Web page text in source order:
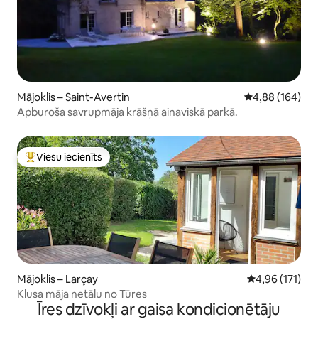
Mājoklis – Saint-Avertin Vidējais
4,88 (164)
Apburoša savrupmāja krāšņā ainaviskā parkā.
Populārs viesu iecienīts mājoklis
Viesu iecienīts
Mājoklis – Larçay Vidējais
4,96 (171)
Klusa māja netālu no Tūres
Īres dzīvokļi ar gaisa kondicionētāju